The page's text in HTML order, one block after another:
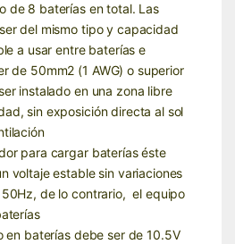
de 8 baterías en total. Las
del mismo tipo y capacidad
a usar entre baterías e
de 50mm2 (1 AWG) o superior
instalado en una zona libre
sin exposición directa al sol
para cargar baterías éste
voltaje estable sin variaciones
de lo contrario, el equipo
en baterías debe ser de 10.5V